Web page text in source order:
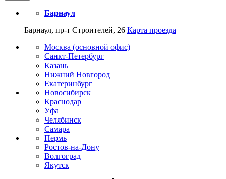
Барнаул
Барнаул, пр-т Строителей, 26 Карта проезда
Москва (основной офис)
Санкт-Петербург
Казань
Нижний Новгород
Екатеринбург
Новосибирск
Краснодар
Уфа
Челябинск
Самара
Пермь
Ростов-на-Дону
Волгоград
Якутск